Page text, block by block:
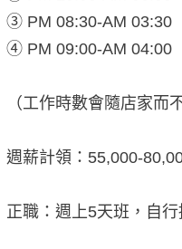
③ PM 08:30-AM 03:30
④ PM 09:00-AM 04:00
（工作時數會隨店家而
週薪計領：55,000-
正職：週上5天班，自行